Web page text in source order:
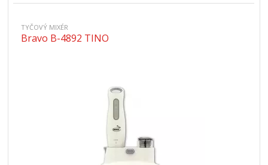
TYČOVÝ MIXÉR
Bravo B-4892 TINO